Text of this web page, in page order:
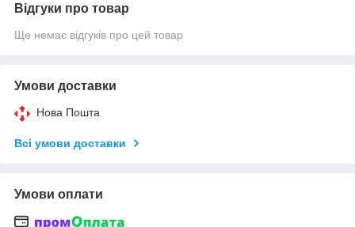
Відгуки про товар
Ще немає відгуків про цей товар
Умови доставки
Нова Пошта
Всі умови доставки
Умови оплати